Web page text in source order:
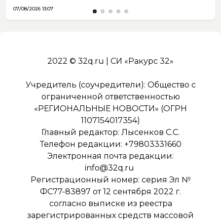
07/08/2026 13:07
2022 © 32q.ru | СИ «Ракурс 32»
Учредитель (соучредители): Общество с
ограниченной ответственностью
«РЕГИОНАЛЬНЫЕ НОВОСТИ» (ОГРН
1107154017354)
Главный редактор: Лысенков С.С.
Телефон редакции: +79803331660
Электронная почта редакции:
info@32q.ru
Регистрационный номер: серия Эл №
ФС77-83897 от 12 сентября 2022 г.
согласно выписке из реестра
зарегистрированных средств массовой